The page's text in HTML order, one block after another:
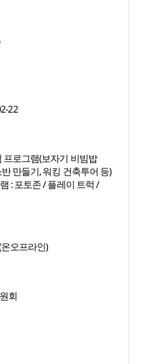
22
프로그램(보자기 비빔밥
만들기, 워킹 건축투어 등)
: 포토존 / 플레이 트럭 /
오프라인)
회